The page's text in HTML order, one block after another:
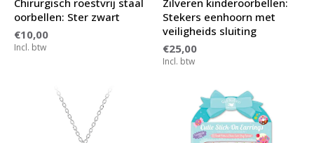
oorbellen: Ster zwart
€10,00
Incl. btw
Stekers eenhoorn met
veiligheids sluiting
€25,00
Incl. btw